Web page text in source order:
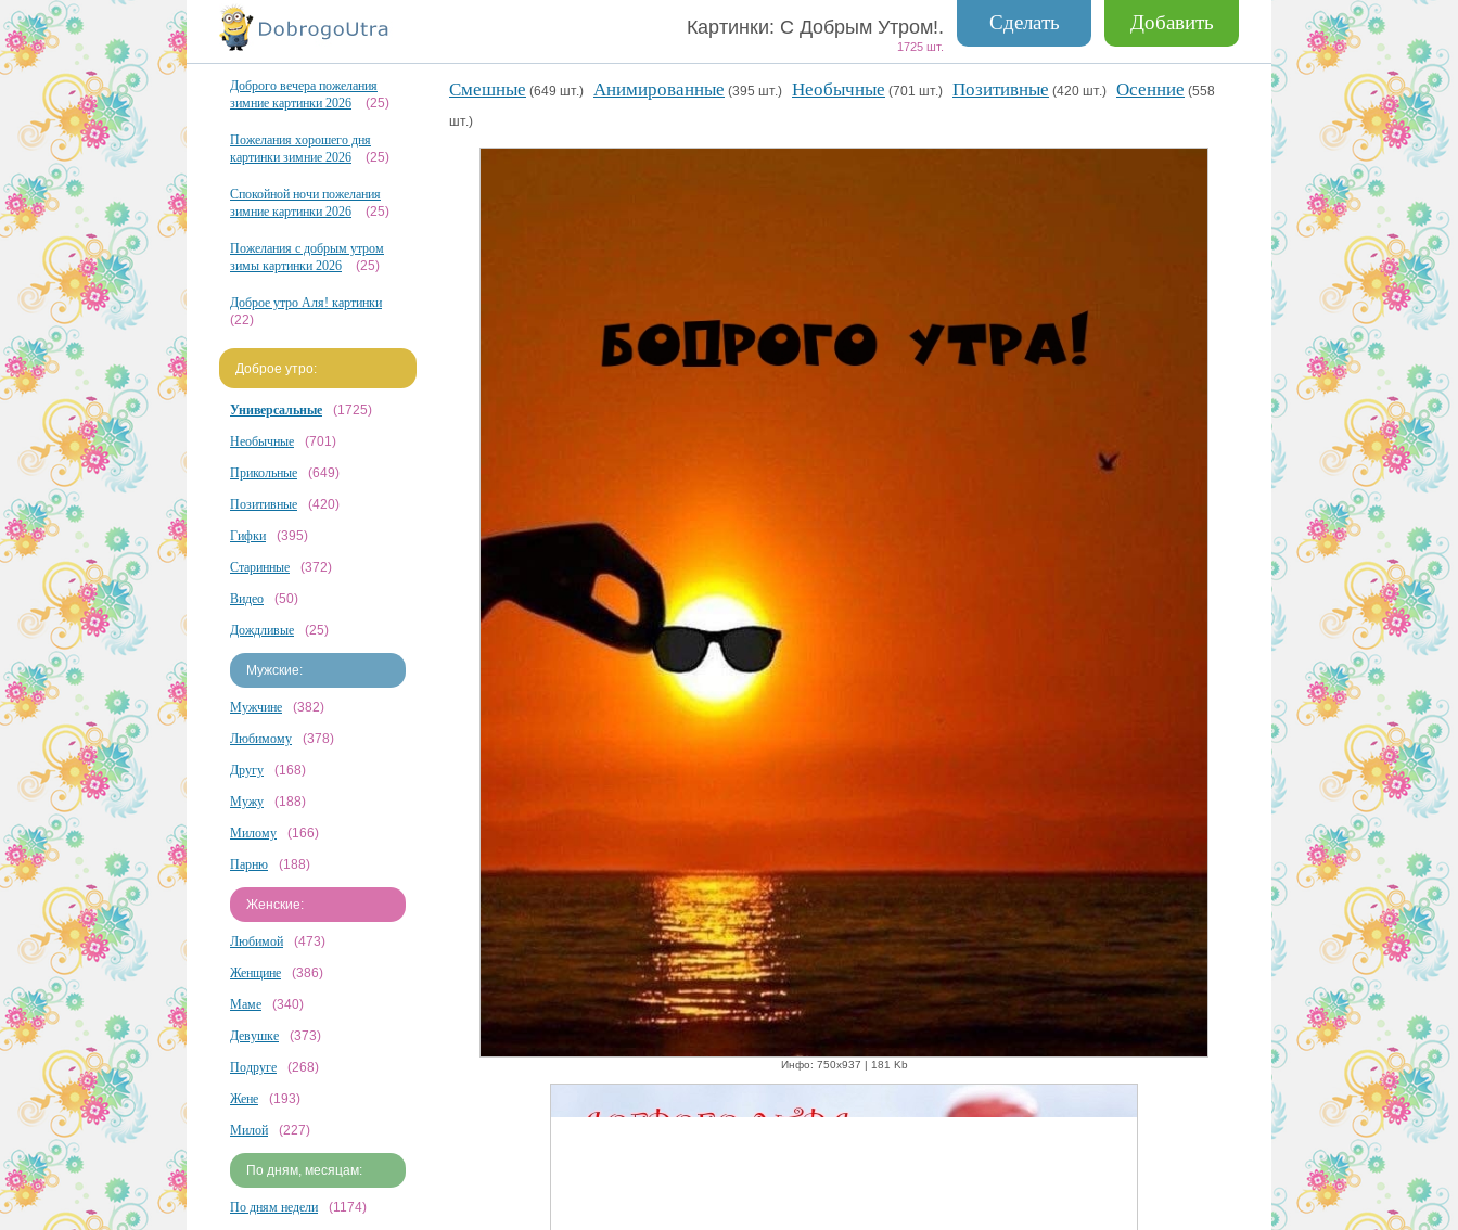
Добавить
Сделать
Картинки: С Добрым Утром!.
1725 шт.
Доброго вечера пожелания
зимние картинки 2026
(25)
Пожелания хорошего дня
картинки зимние 2026
(25)
Спокойной ночи пожелания
зимние картинки 2026
(25)
Пожелания с добрым утром
зимы картинки 2026
(25)
Доброе утро Аля! картинки
(22)
Доброе утро:
Универсальные (1725)
Необычные (701)
Прикольные (649)
Позитивные (420)
Гифки (395)
Старинные (372)
Видео (50)
Дождливые (25)
Мужские:
Мужчине (382)
Любимому (378)
Другу (168)
Мужу (188)
Милому (166)
Парню (188)
Женские:
Любимой (473)
Женщине (386)
Маме (340)
Девушке (373)
Подруге (268)
Жене (193)
Милой (227)
По дням, месяцам:
По дням недели (1174)
Смешные (649 шт.) Анимированные (395 шт.) Необычные (701 шт.) Позитивные (420 шт.) Осенние (558
шт.)
Инфо: 750х937 | 181 Kb